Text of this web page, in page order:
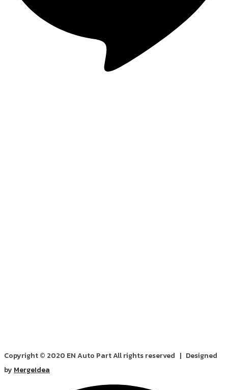
Copyright © 2020 EN Auto Part All rights reserved | Designed
byMergeIdea